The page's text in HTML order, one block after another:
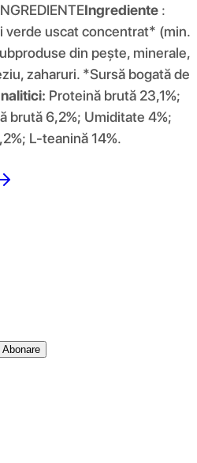
Ingrediente :
verde uscat concentrat* (min.
din pește, minerale,
zaharuri. *Sursă bogată de
Proteină brută 23,1%;
brută 6,2%; Umiditate 4%;
L-teanină 14%.
Abonare